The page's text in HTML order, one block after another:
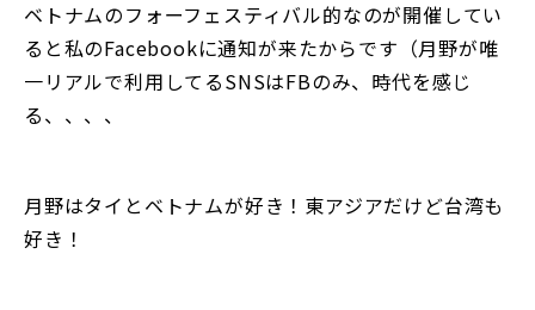
ベトナムのフォーフェスティバル的なのが開催してい
ると私のFacebookに通知が来たからです（月野が唯
一リアルで利用してるSNSはFBのみ、時代を感じ
る、、、、
月野はタイとベトナムが好き！東アジアだけど台湾も
好き！